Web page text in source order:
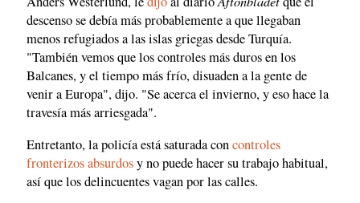
descenso se debía más probablemente a que llegaban
menos refugiados a las islas griegas desde Turquía.
"También vemos que los controles más duros en los
Balcanes, y el tiempo más frío, disuaden a la gente de
venir a Europa", dijo. "Se acerca el invierno, y eso hace la
travesía más arriesgada".
Entretanto, la policía está saturada concontroles
fronterizos absurdosy no puede hacer su trabajo habitual,
así que los delincuentes vagan por las calles.